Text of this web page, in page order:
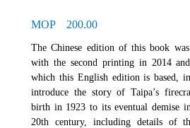
MOP 200.00
The Chinese edition of this book
with the second printing in 2014
which this English edition is based,
introduce the story of Taipa’s
birth in 1923 to its eventual demise
20th century, including details of